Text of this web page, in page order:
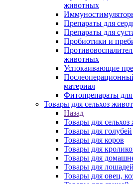
животных
Препараты для
Препараты для
Пробиотики и
животных
Успокаивающие
материал
Фитопрепараты
Товары для сельхоз
Назад
Товары для
Товары для голубей
Товары для коров
Товары для
Товары для
Товары для лошадей
Товары для овец,